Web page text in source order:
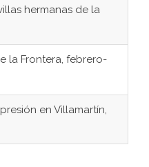
hermanas de la
la Frontera, febrero-
en Villamartín,